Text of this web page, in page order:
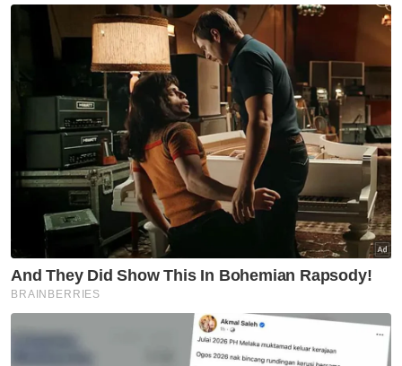
rakan parah kemalangan di
Yala
Semasa
PDRM nafi hantaran tular papar
visual, teks kaitkan pemangku
Timbalan Ketua Polis Negara